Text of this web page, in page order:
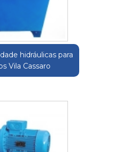
hidráulicas para
Vila Cassaro